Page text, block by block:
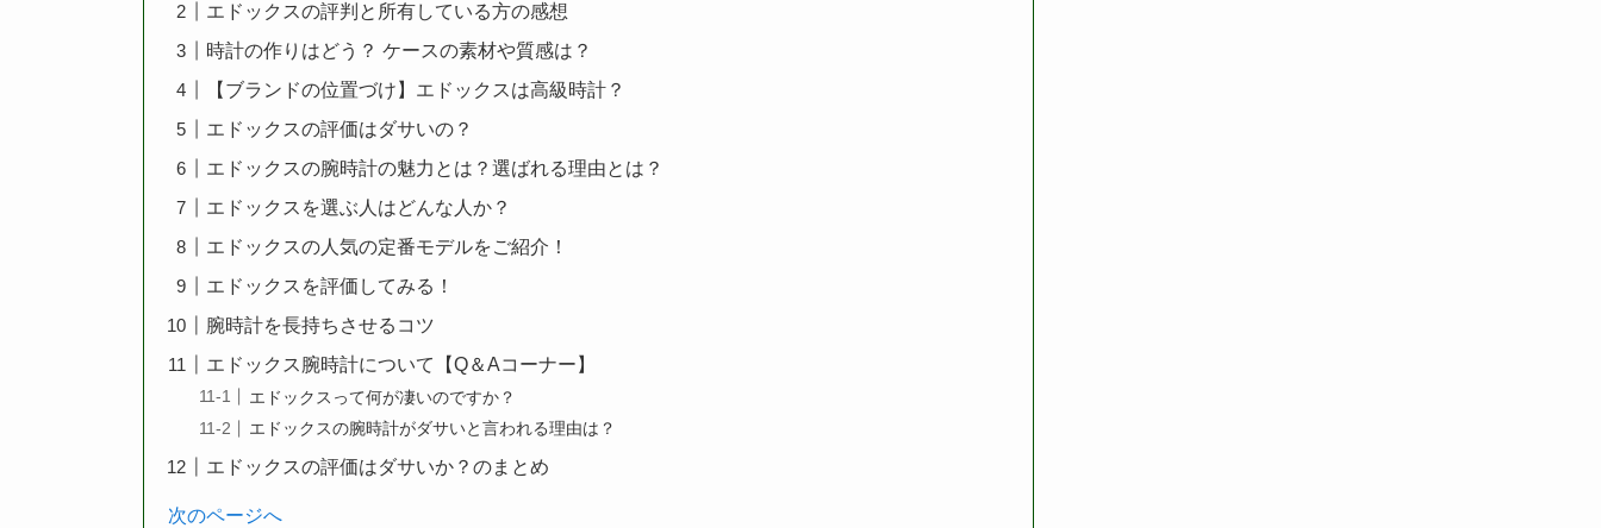
エドックスの評判と所有している方の感想
時計の作りはどう？ ケースの素材や質感は？
【ブランドの位置づけ】エドックスは高級時計？
エドックスの評価はダサいの？
エドックスの腕時計の魅力とは？選ばれる理由とは？
エドックスを選ぶ人はどんな人か？
エドックスの人気の定番モデルをご紹介！
エドックスを評価してみる！
腕時計を長持ちさせるコツ
エドックス腕時計について【Q＆Aコーナー】
エドックスって何が凄いのですか？
エドックスの腕時計がダサいと言われる理由は？
エドックスの評価はダサいか？のまとめ
次のページへ